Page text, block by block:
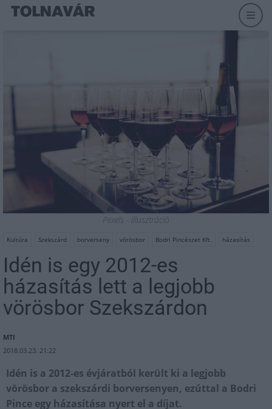
Pexels - illusztráció
Kultúra Szekszárd borverseny vörösbor Bodri Pincészet Kft. házasítás
Idén is egy 2012-es
házasítás lett a legjobb
vörösbor Szekszárdon
MTI
2018.03.23. 21:22
Idén is a 2012-es évjáratból került ki a legjobb
vörösbor a szekszárdi borversenyen, ezúttal a Bodri
Pince egy házasítása nyert el a díjat.